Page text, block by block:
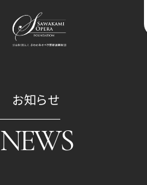
お知らせ
NEWS